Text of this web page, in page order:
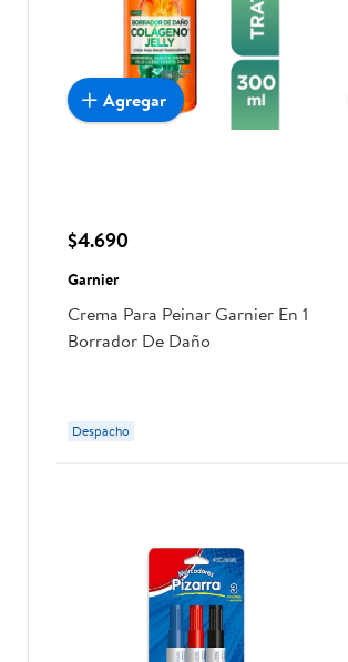
$4.690
Garnier
Crema Para Peinar Garnier En 1
Borrador De Daño
Despacho
Agregar